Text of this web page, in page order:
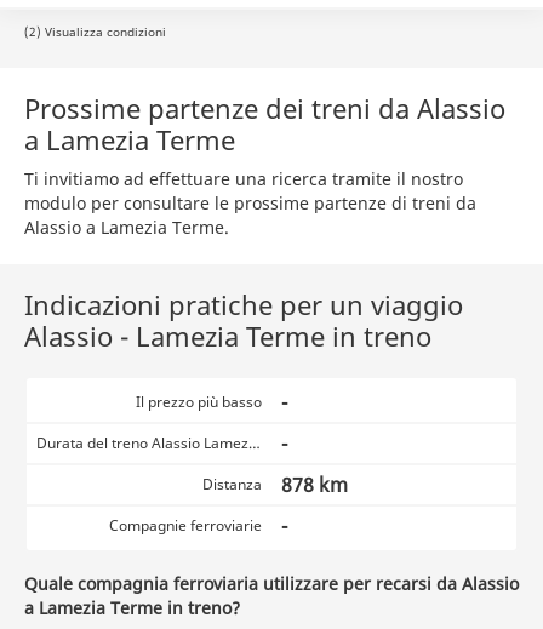
(2) Visualizza condizioni
Prossime partenze dei treni da Alassio
a Lamezia Terme
Ti invitiamo ad effettuare una ricerca tramite il nostro
modulo per consultare le prossime partenze di treni da
Alassio a Lamezia Terme.
Indicazioni pratiche per un viaggio
Alassio - Lamezia Terme in treno
Il prezzo più basso -
Durata del treno Alassio Lamezia Terme -
Distanza 878 km
Compagnie ferroviarie -
Quale compagnia ferroviaria utilizzare per recarsi da Alassio
a Lamezia Terme in treno?